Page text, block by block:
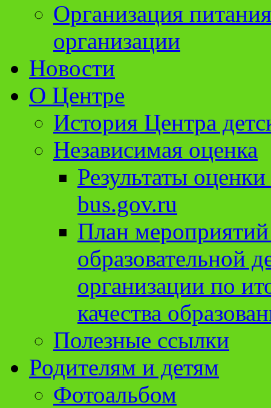
Организация
организации
Новости
О Центре
История Центра
Независимая оценка
Результаты
bus.gov.ru
План
образовательной
организации по
качества
Полезные ссылки
Родителям и детям
Фотоальбом